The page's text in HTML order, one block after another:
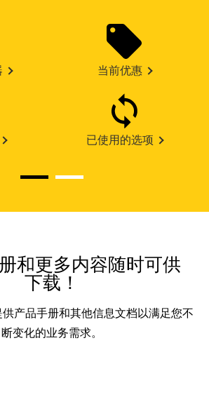
当前优惠
已使用的选项
和更多内容随时可供
下载！
产品手册和其他信息文档以满足您不
断变化的业务需求。